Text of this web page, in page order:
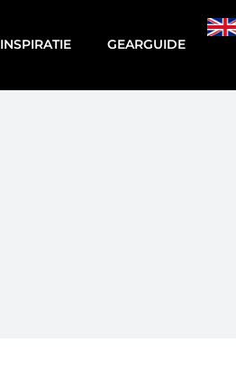
INSPIRATIE GEARGUIDE